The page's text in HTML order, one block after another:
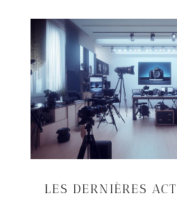
LES DERNIÈRES